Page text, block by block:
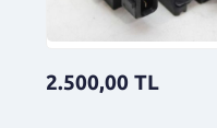
2.500,00 TL